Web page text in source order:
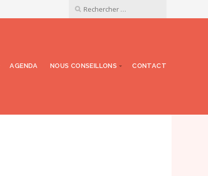
AGENDA NOUS CONSEILLONS CONTACT